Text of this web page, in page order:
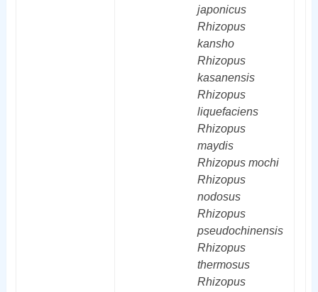
japonicus
Rhizopus
kansho
Rhizopus
kasanensis
Rhizopus
liquefaciens
Rhizopus
maydis
Rhizopus mochi
Rhizopus
nodosus
Rhizopus
pseudochinensis
Rhizopus
thermosus
Rhizopus